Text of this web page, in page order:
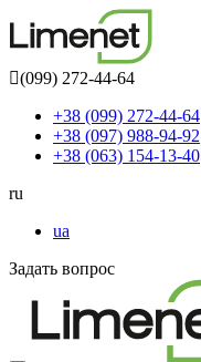
(099) 272-44-64
+38 (099) 272-44-64
+38 (097) 988-94-92
+38 (063) 154-13-40
ru
ua
Задать вопрос